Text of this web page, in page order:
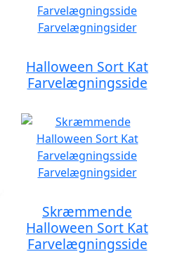
Halloween Sort Kat
Farvelægningsside
Skræmmende
Halloween Sort Kat
Farvelægningsside